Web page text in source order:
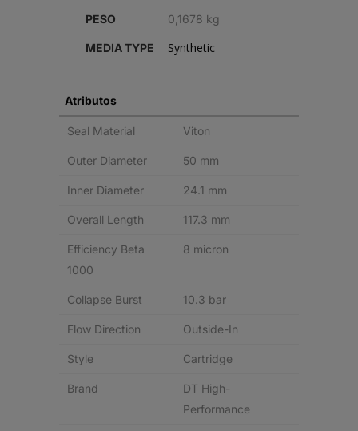
PESO 0,1678 kg
MEDIA TYPE Synthetic
Atributos
Seal Material Viton
Outer Diameter 50 mm
Inner Diameter 24.1 mm
Overall Length 117.3 mm
Efficiency Beta
1000
8 micron
Collapse Burst 10.3 bar
Flow Direction Outside-In
Style Cartridge
Brand
DT High-
Performance